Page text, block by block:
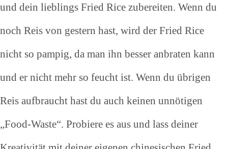
und dein lieblings Fried Rice zubereiten. Wenn du
noch Reis von gestern hast, wird der Fried Rice
nicht so pampig, da man ihn besser anbraten kann
und er nicht mehr so feucht ist. Wenn du übrigen
Reis aufbraucht hast du auch keinen unnötigen
„Food-Waste“. Probiere es aus und lass deiner